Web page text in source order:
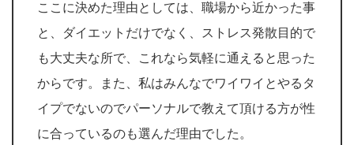
ここに決めた理由としては、職場から近かった事
と、ダイエットだけでなく、ストレス発散目的で
も大丈夫な所で、これなら気軽に通えると思った
からです。また、私はみんなでワイワイとやるタ
イプでないのでパーソナルで教えて頂ける方が性
に合っているのも選んだ理由でした。